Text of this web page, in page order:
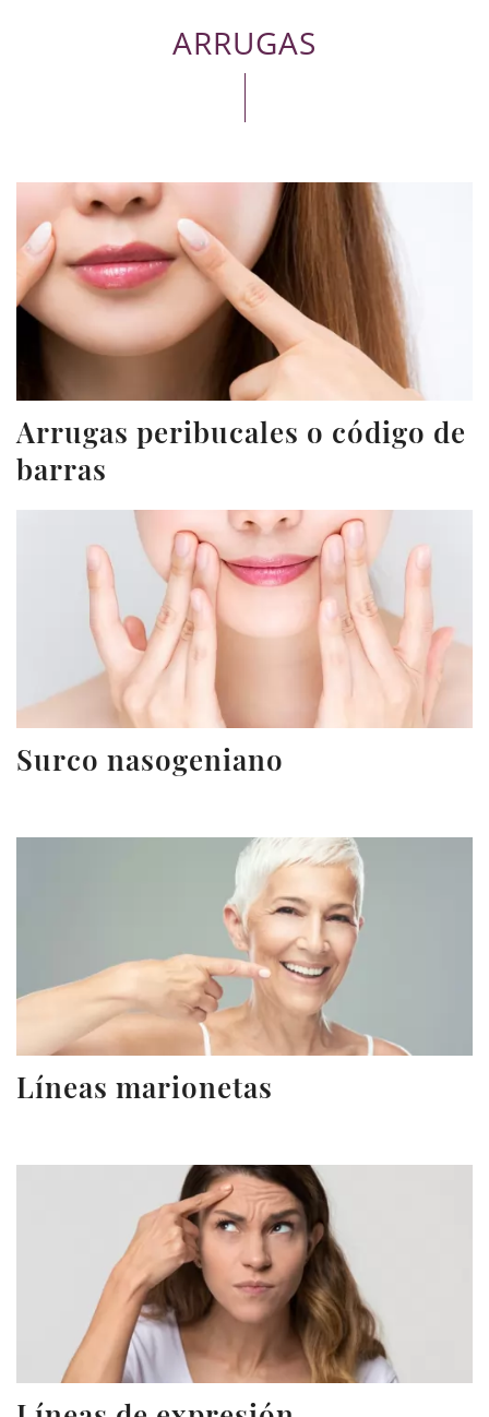
ARRUGAS
Arrugas peribucales o código de
barras
Surco nasogeniano
Líneas marionetas